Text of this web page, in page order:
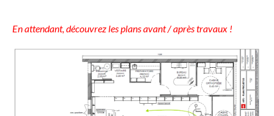
En attendant, découvrez les plans avant / après travaux !